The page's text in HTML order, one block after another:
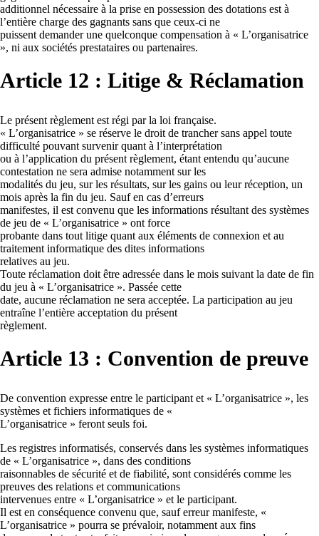
additionnel nécessaire à la prise en possession des dotations est à
l’entière charge des gagnants sans que ceux-ci ne
puissent demander une quelconque compensation à « L’organisatrice
», ni aux sociétés prestataires ou partenaires.
Article 12 : Litige & Réclamation
Le présent règlement est régi par la loi française.
« L’organisatrice » se réserve le droit de trancher sans appel toute
difficulté pouvant survenir quant à l’interprétation
ou à l’application du présent règlement, étant entendu qu’aucune
contestation ne sera admise notamment sur les
modalités du jeu, sur les résultats, sur les gains ou leur réception, un
mois après la fin du jeu. Sauf en cas d’erreurs
manifestes, il est convenu que les informations résultant des systèmes
de jeu de « L’organisatrice » ont force
probante dans tout litige quant aux éléments de connexion et au
traitement informatique des dites informations
relatives au jeu.
Toute réclamation doit être adressée dans le mois suivant la date de fin
du jeu à « L’organisatrice ». Passée cette
date, aucune réclamation ne sera acceptée. La participation au jeu
entraîne l’entière acceptation du présent
règlement.
Article 13 : Convention de preuve
De convention expresse entre le participant et « L’organisatrice », les
systèmes et fichiers informatiques de «
L’organisatrice » feront seuls foi.
Les registres informatisés, conservés dans les systèmes informatiques
de « L’organisatrice », dans des conditions
raisonnables de sécurité et de fiabilité, sont considérés comme les
preuves des relations et communications
intervenues entre « L’organisatrice » et le participant.
Il est en conséquence convenu que, sauf erreur manifeste, «
L’organisatrice » pourra se prévaloir, notamment aux fins